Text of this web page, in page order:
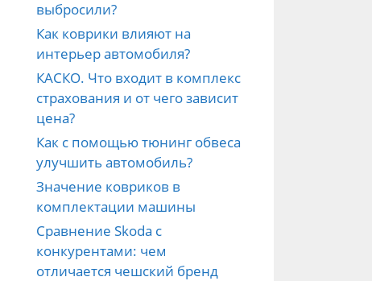
выбросили?
Как коврики влияют на
интерьер автомобиля?
КАСКО. Что входит в комплекс
страхования и от чего зависит
цена?
Как с помощью тюнинг обвеса
улучшить автомобиль?
Значение ковриков в
комплектации машины
Сравнение Skoda с
конкурентами: чем
отличается чешский бренд